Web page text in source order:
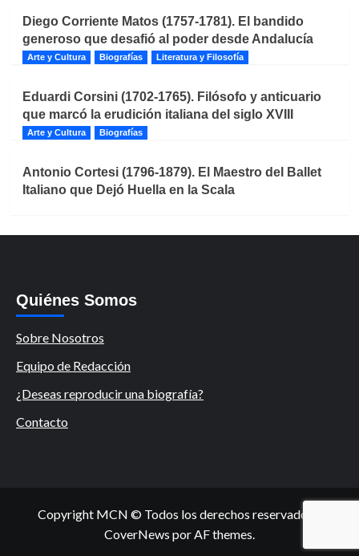
Diego Corriente Matos (1757-1781). El bandido
generoso que desafió al poder desde Andalucía
Arte y Cultura Biografías Literatura y Filosofía
Eduardi Corsini (1702-1765). Filósofo y anticuario
que marcó la erudición italiana del siglo XVIII
Arte y Cultura Biografías
Antonio Cortesi (1796-1879). El Maestro del Ballet
Italiano que Dejó Huella en la Scala
Quiénes Somos
Sobre Nosotros
Equipo de Redacción
¿Deseas reproducir una biografía?
Contacto
Copyright MCN © Todos los derechos reservados.
CoverNews por AF themes.